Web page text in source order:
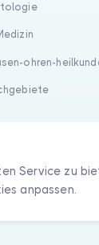
Service zu
anpassen.
ohren-